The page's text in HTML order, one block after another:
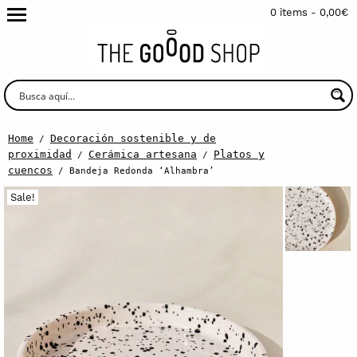
0 items - 0,00€
Home / Decoración sostenible y de
proximidad
/ Cerámica artesana / Platos y
cuencos / Bandeja Redonda ‘Alhambra’
Sale!